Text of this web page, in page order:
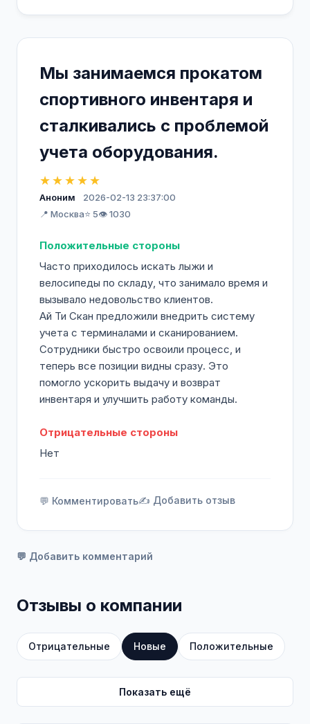
Мы занимаемся прокатом
спортивного инвентаря и
сталкивались с проблемой
учета оборудования.
★★★★★
Аноним
2026-02-13 23:37:00
📍 Москва⭐ 5👁️ 1030
Положительные стороны
Часто приходилось искать лыжи и
велосипеды по складу, что занимало время и
вызывало недовольство клиентов.
Ай Ти Скан предложили внедрить систему
учета с терминалами и сканированием.
Сотрудники быстро освоили процесс, и
теперь все позиции видны сразу. Это
помогло ускорить выдачу и возврат
инвентаря и улучшить работу команды.
Отрицательные стороны
Нет
💬 Комментировать✍️ Добавить отзыв
💬 Добавить комментарий
Отзывы о компании
Отрицательные Новые Положительные
Показать ещё